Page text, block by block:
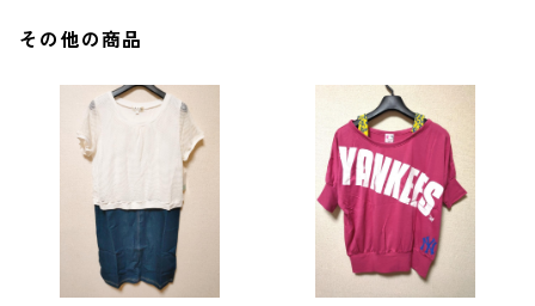
その他の商品